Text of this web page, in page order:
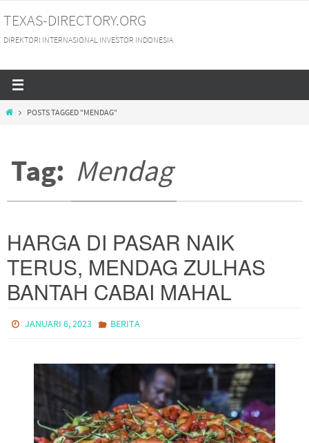
to
content
TEXAS-DIRECTORY.ORG
DIREKTORI INTERNASIONAL INVESTOR INDONESIA
HOMEPOSTS TAGGED "MENDAG"
Tag: Mendag
HARGA DI PASAR NAIK
TERUS, MENDAG ZULHAS
BANTAH CABAI MAHAL
JANUARI 6, 2023 BERITA